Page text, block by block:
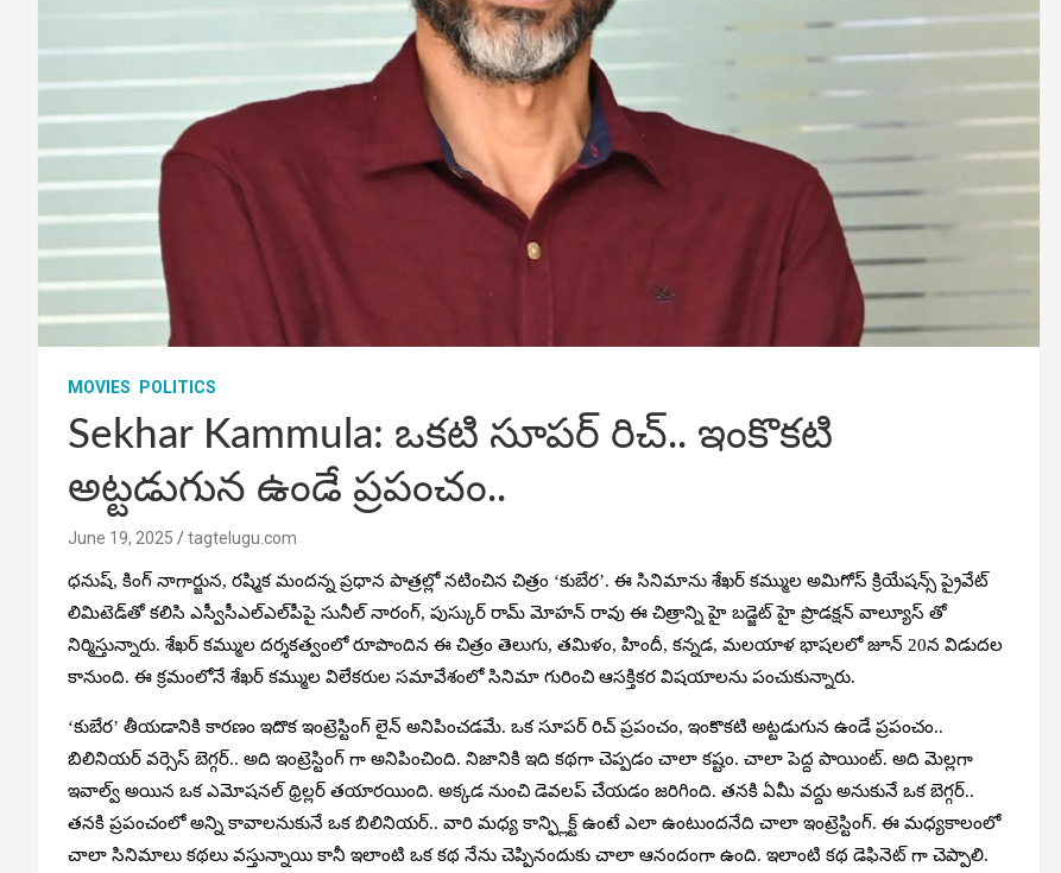
MOVIES POLITICS
Sekhar Kammula: ఒకటి సూపర్ రిచ్.. ఇంకొకటి
అట్టడుగున ఉండే ప్రపంచం..
June 19, 2025 tagtelugu.com
ధనుష్, కింగ్ నాగార్జున, రష్మిక మందన్న ప్రధాన పాత్రల్లో నటించిన చిత్రం ‘కుబేర’. ఈ సినిమాను శేఖర్ కమ్ముల అమిగోస్ క్రియేషన్స్ ప్రైవేట్
లిమిటెడ్‌తో కలిసి ఎస్వీసీఎల్ఎల్‌పీపై సునీల్ నారంగ్, పుస్కుర్ రామ్ మోహన్ రావు ఈ చిత్రాన్ని హై బడ్జెట్ హై ప్రొడక్షన్ వాల్యూస్ తో
నిర్మిస్తున్నారు. శేఖర్ కమ్ముల దర్శకత్వంలో రూపొందిన ఈ చిత్రం తెలుగు, తమిళం, హిందీ, కన్నడ, మలయాళ భాషలలో జూన్ 20న విడుదల
కానుంది. ఈ క్రమంలోనే శేఖర్ కమ్ముల విలేకరుల సమావేశంలో సినిమా గురించి ఆసక్తికర విషయాలను పంచుకున్నారు.
‘కుబేర’ తీయడానికి కారణం ఇదొక ఇంట్రెస్టింగ్ లైన్ అనిపించడమే. ఒక సూపర్ రిచ్ ప్రపంచం, ఇంకొకటి అట్టడుగున ఉండే ప్రపంచం..
బిలినియర్ వర్సెస్ బెగ్గర్.. అది ఇంట్రెస్టింగ్ గా అనిపించింది. నిజానికి ఇది కథగా చెప్పడం చాలా కష్టం. చాలా పెద్ద పాయింట్. అది మెల్లగా
ఇవాల్వ్ అయిన ఒక ఎమోషనల్ థ్రిల్లర్ తయారయింది. అక్కడ నుంచి డెవలప్ చేయడం జరిగింది. తనకి ఏమీ వద్దు అనుకునే ఒక బెగ్గర్..
తనకి ప్రపంచంలో అన్ని కావాలనుకునే ఒక బిలినియర్.. వారి మధ్య కాన్ఫ్లిక్ట్ ఉంటే ఎలా ఉంటుందనేది చాలా ఇంట్రెస్టింగ్. ఈ మధ్యకాలంలో
చాలా సినిమాలు కథలు వస్తున్నాయి కానీ ఇలాంటి ఒక కథ నేను చెప్పినందుకు చాలా ఆనందంగా ఉంది. ఇలాంటి కథ డెఫినెట్ గా చెప్పాలి.